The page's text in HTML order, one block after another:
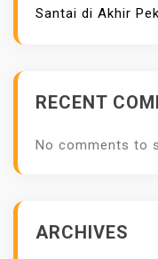
Santai di Akhir
RECENT
No comments to
ARCHIVES